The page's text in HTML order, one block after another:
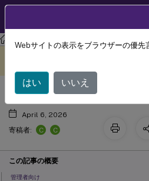
Citrix Virtual Apps and Desktops7
有効化の方法
April 6, 2026
寄稿者:
C C
この記事の概要
管理者向け
Webサイトの表示をブラウザーの優先
はい いいえ